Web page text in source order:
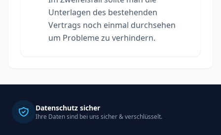
Unterlagen des bestehenden
Vertrags noch einmal durchsehen
um Probleme zu verhindern.
Datenschutz sicher
Ihre Daten sind bei uns sicher & verschlüsselt.